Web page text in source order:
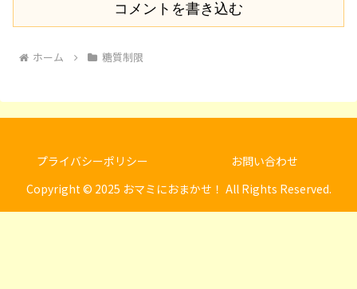
コメントを書き込む
ホーム 糖質制限
プライバシーポリシー
お問い合わせ
Copyright © 2025 おマミにおまかせ！ All Rights Reserved.